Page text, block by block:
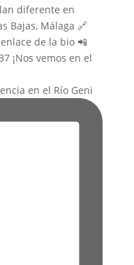
en el Río Geni